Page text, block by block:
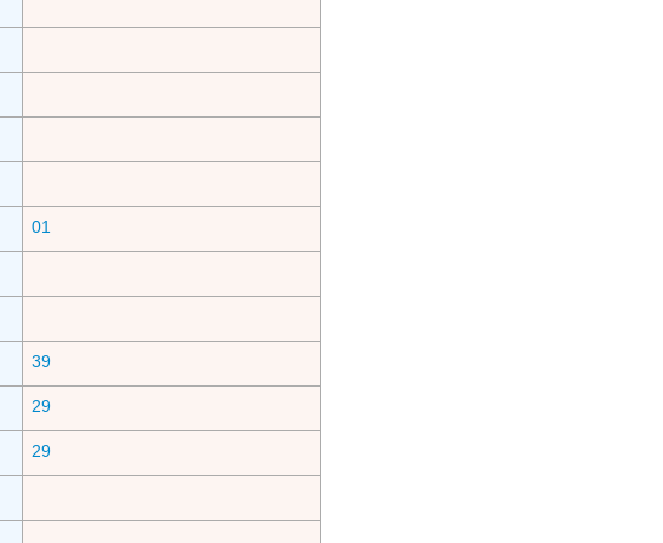
01
39
29
29